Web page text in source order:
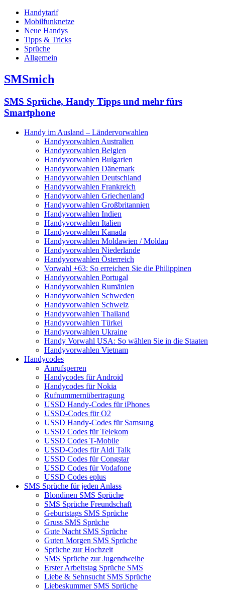
Handytarif
Mobilfunknetze
Neue Handys
Tipps & Tricks
Sprüche
Allgemein
SMSmich
SMS Sprüche, Handy Tipps und mehr fürs
Smartphone
Handy im Ausland – Ländervorwahlen
Handyvorwahlen Australien
Handyvorwahlen Belgien
Handyvorwahlen Bulgarien
Handyvorwahlen Dänemark
Handyvorwahlen Deutschland
Handyvorwahlen Frankreich
Handyvorwahlen Griechenland
Handyvorwahlen Großbritannien
Handyvorwahlen Indien
Handyvorwahlen Italien
Handyvorwahlen Kanada
Handyvorwahlen Moldawien / Moldau
Handyvorwahlen Niederlande
Handyvorwahlen Österreich
Vorwahl +63: So erreichen Sie die Philippinen
Handyvorwahlen Portugal
Handyvorwahlen Rumänien
Handyvorwahlen Schweden
Handyvorwahlen Schweiz
Handyvorwahlen Thailand
Handyvorwahlen Türkei
Handyvorwahlen Ukraine
Handy Vorwahl USA: So wählen Sie in die Staaten
Handyvorwahlen Vietnam
Handycodes
Anrufsperren
Handycodes für Android
Handycodes für Nokia
Rufnummernübertragung
USSD Handy-Codes für iPhones
USSD-Codes für O2
USSD Handy-Codes für Samsung
USSD Codes für Telekom
USSD Codes T-Mobile
USSD-Codes für Aldi Talk
USSD Codes für Congstar
USSD Codes für Vodafone
USSD Codes eplus
SMS Sprüche für jeden Anlass
Blondinen SMS Sprüche
SMS Sprüche Freundschaft
Geburtstags SMS Sprüche
Gruss SMS Sprüche
Gute Nacht SMS Sprüche
Guten Morgen SMS Sprüche
Sprüche zur Hochzeit
SMS Sprüche zur Jugendweihe
Erster Arbeitstag Sprüche SMS
Liebe & Sehnsucht SMS Sprüche
Liebeskummer SMS Sprüche